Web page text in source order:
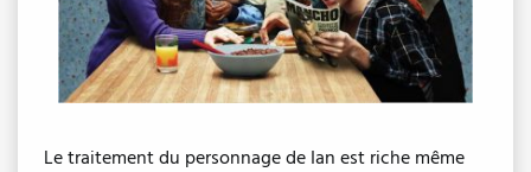
Le traitement du personnage de Ian est riche même